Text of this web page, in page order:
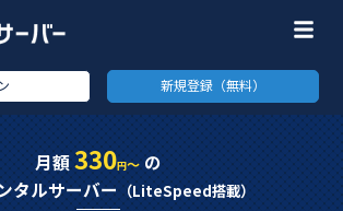
新規登録（無料）
月額330円～の
タルサーバー（LiteSpeed搭載）